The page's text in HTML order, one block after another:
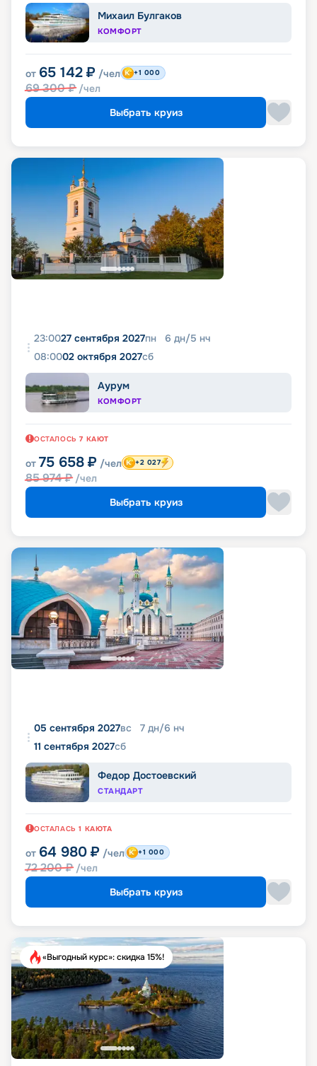
Михаил Булгаков
КОМФОРТ
от 65 142 ₽ /чел
69 300₽ /чел
+1 000
Выбрать круиз
23:0027 сентября 2027пн 6 дн/5 нч
08:0002 октября 2027сб
Аурум
КОМФОРТ
ОСТАЛОСЬ 7 КАЮТ
от 75 658 ₽ /чел
85 974₽ /чел
+2 027
Выбрать круиз
05 сентября 2027вс 7 дн/6 нч
11 сентября 2027сб
Федор Достоевский
СТАНДАРТ
ОСТАЛАСЬ 1 КАЮТА
от 64 980 ₽ /чел
72 200₽ /чел
+1 000
Выбрать круиз
«Выгодный курс»: скидка 15%!